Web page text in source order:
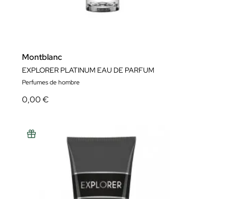
Montblanc
EXPLORER PLATINUM EAU DE PARFUM
Perfumes de hombre
0,00 €